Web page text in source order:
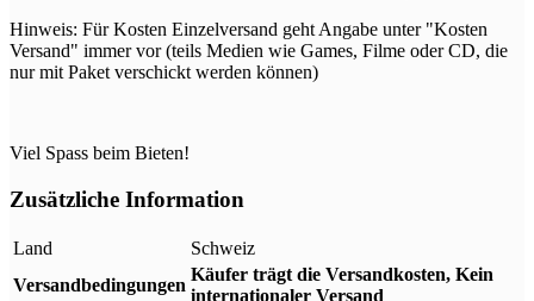
Hinweis: Für Kosten Einzelversand geht Angabe unter "Kosten
Versand" immer vor (teils Medien wie Games, Filme oder CD, die
nur mit Paket verschickt werden können)
Viel Spass beim Bieten!
Zusätzliche Information
Land
Schweiz
Versandbedingungen
Käufer trägt die Versandkosten, Kein
internationaler Versand